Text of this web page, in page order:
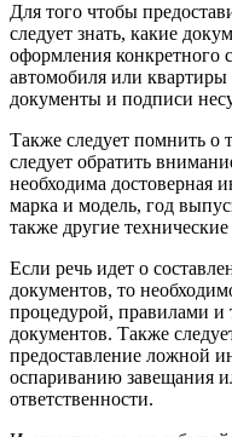
Для того чтобы
следует знать, какие
оформления конкретного
автомобиля или квартиры
документы и подписи
Также следует помнить о
следует обратить
необходима достоверная
марка и модель, год
также другие
Если речь идет о
документов, то
процедурой, правилами и
документов. Также
предоставление ложной
оспариванию завещания
ответственности.